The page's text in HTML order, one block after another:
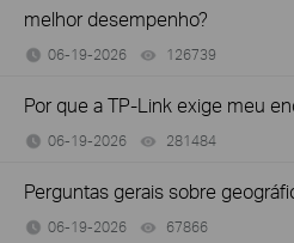
melhor desempenho?
06-19-2026 126739
Por que a TP-Link exige meu
06-19-2026 281484
Perguntas gerais sobre
06-19-2026 67866